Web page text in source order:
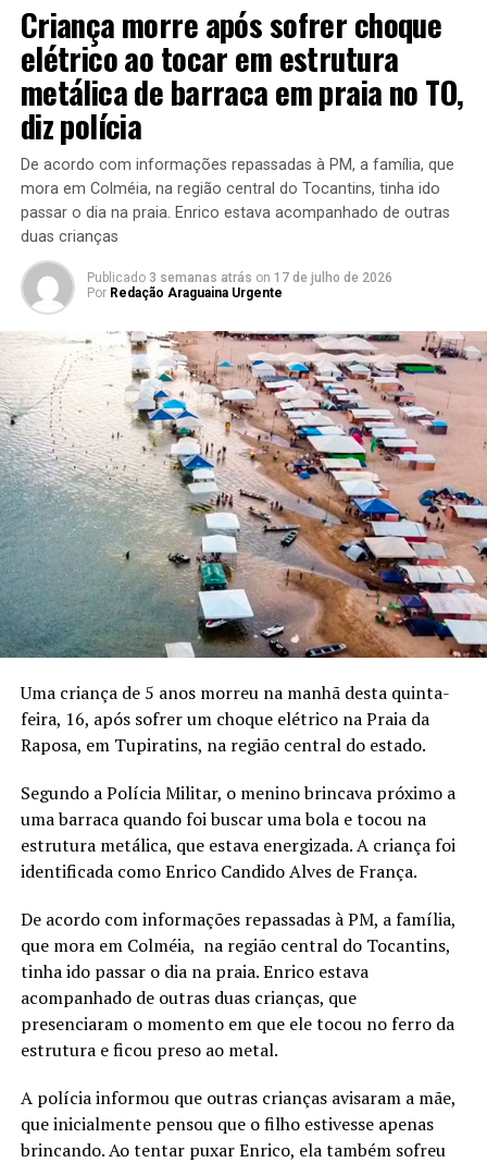
Criança morre após sofrer choque
elétrico ao tocar em estrutura
metálica de barraca em praia no TO,
diz polícia
De acordo com informações repassadas à PM, a família, que
mora em Colméia, na região central do Tocantins, tinha ido
passar o dia na praia. Enrico estava acompanhado de outras
duas crianças
Publicado 3 semanas atrás on 17 de julho de 2026
Por Redação Araguaina Urgente
Uma criança de 5 anos morreu na manhã desta quinta-
feira, 16, após sofrer um choque elétrico na Praia da
Raposa, em Tupiratins, na região central do estado.
Segundo a Polícia Militar, o menino brincava próximo a
uma barraca quando foi buscar uma bola e tocou na
estrutura metálica, que estava energizada. A criança foi
identificada como Enrico Candido Alves de França.
De acordo com informações repassadas à PM, a família,
que mora em Colméia, na região central do Tocantins,
tinha ido passar o dia na praia. Enrico estava
acompanhado de outras duas crianças, que
presenciaram o momento em que ele tocou no ferro da
estrutura e ficou preso ao metal.
A polícia informou que outras crianças avisaram a mãe,
que inicialmente pensou que o filho estivesse apenas
brincando. Ao tentar puxar Enrico, ela também sofreu